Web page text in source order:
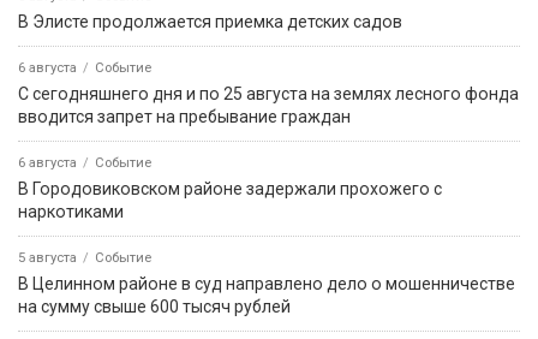
В Элисте продолжается приемка детских садов
6 августа Событие
С сегодняшнего дня и по 25 августа на землях лесного фонда
вводится запрет на пребывание граждан
6 августа Событие
В Городовиковском районе задержали прохожего с
наркотиками
5 августа Событие
В Целинном районе в суд направлено дело о мошенничестве
на сумму свыше 600 тысяч рублей